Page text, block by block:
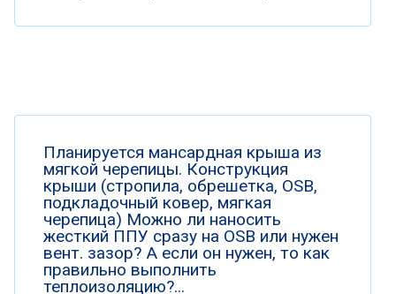
Планируется мансардная крыша из
мягкой черепицы. Конструкция
крыши (стропила, обрешетка, OSB,
подкладочный ковер, мягкая
черепица) Можно ли наносить
жесткий ППУ сразу на OSB или нужен
вент. зазор? А если он нужен, то как
правильно выполнить
теплоизоляцию?...